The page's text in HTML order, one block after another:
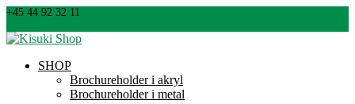
+45 44 92 32 11
SHOP
Brochureholder i akryl
Brochureholder i metal